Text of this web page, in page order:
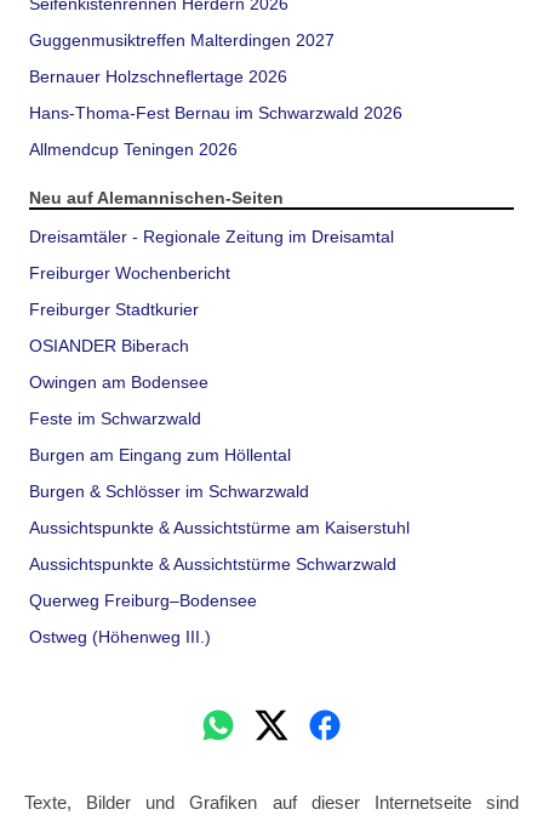
Guggenmusiktreffen Malterdingen 2027
Bernauer Holzschneflertage 2026
Hans-Thoma-Fest Bernau im Schwarzwald 2026
Allmendcup Teningen 2026
Neu auf Alemannischen-Seiten
Dreisamtäler - Regionale Zeitung im Dreisamtal
Freiburger Wochenbericht
Freiburger Stadtkurier
OSIANDER Biberach
Owingen am Bodensee
Feste im Schwarzwald
Burgen am Eingang zum Höllental
Burgen & Schlösser im Schwarzwald
Aussichtspunkte & Aussichtstürme am Kaiserstuhl
Aussichtspunkte & Aussichtstürme Schwarzwald
Querweg Freiburg–Bodensee
Ostweg (Höhenweg III.)
Texte, Bilder und Grafiken auf dieser Internetseite sind